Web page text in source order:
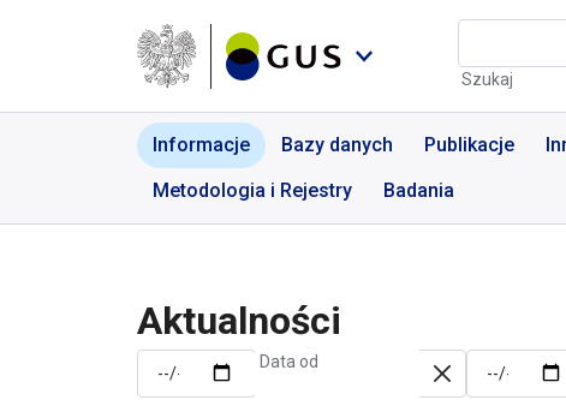
Aktualności | GUS - Portal
Szukaj
Informacje Bazy danych Publikacje
Metodologia i Rejestry
Badania
Aktualności
Data od